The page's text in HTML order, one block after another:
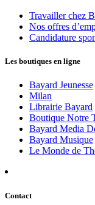
Travailler chez
Nos offres
Candidature
Les boutiques en ligne
Bayard Jeunesse
Milan
Librairie Bayard
Boutique Notre
Bayard Media
Bayard Musique
Le Monde de
Contact